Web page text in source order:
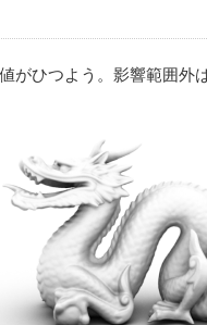
がひつよう。影響範囲外